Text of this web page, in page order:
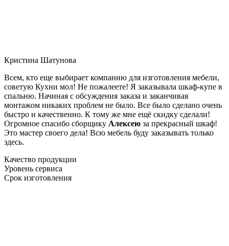
Кристина Шатунова
Всем, кто еще выбирает компанию для изготовления мебели,
советую Кухни мол! Не пожалеете! Я заказывала шкаф-купе в
спальню. Начиная с обсуждения заказа и заканчивая
монтажом никаких проблем не было. Все было сделано очень
быстро и качественно. К тому же мне ещё скидку сделали!
Огромное спасибо сборщику Алексею за прекрасный шкаф!
Это мастер своего дела! Всю мебель буду заказывать только
здесь.
Качество продукции
Уровень сервиса
Срок изготовления